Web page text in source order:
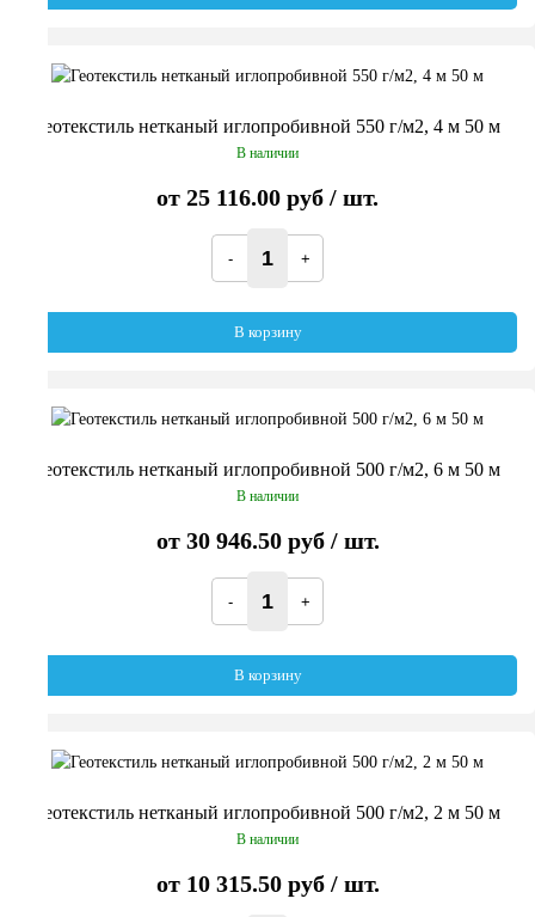
Геотекстиль нетканый иглопробивной 550 г/м2, 4 м 50 м
В наличии
от 25 116.00 руб / шт.
В корзину
Геотекстиль нетканый иглопробивной 500 г/м2, 6 м 50 м
В наличии
от 30 946.50 руб/ шт.
В корзину
Геотекстиль нетканый иглопробивной 500 г/м2, 2 м 50 м
В наличии
от 10 315.50 руб/ шт.